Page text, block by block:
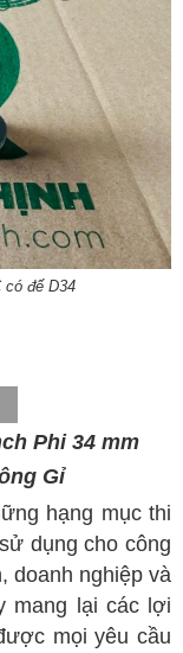
có đế D34
Phi 34 mm
Gỉ
hạng mục thi
dụng cho công
doanh nghiệp và
mang lại các lợi
mọi yêu cầu